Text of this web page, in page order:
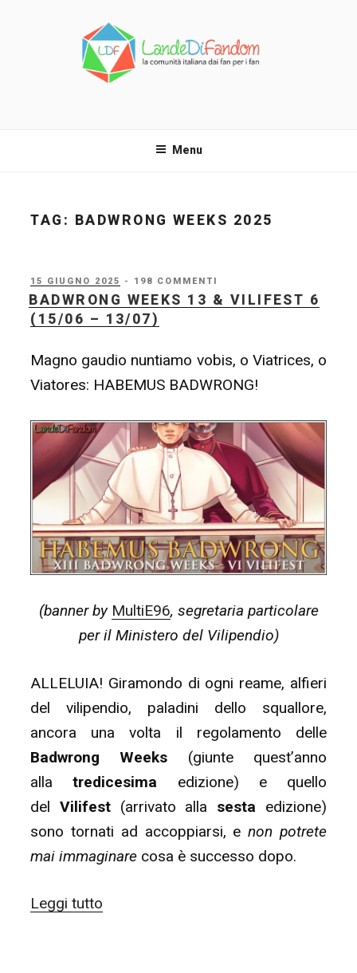
Menu
TAG: BADWRONG WEEKS 2025
PUBBLICATO
IL
15 GIUGNO 2025 - 198 COMMENTI
BADWRONG WEEKS 13 & VILIFEST 6
(15/06 – 13/07)
Magno gaudio nuntiamo vobis, o Viatrices, o
Viatores: HABEMUS BADWRONG!
(banner by MultiE96, segretaria particolare
per il Ministero del Vilipendio)
ALLELUIA! Giramondo di ogni reame, alfieri
del vilipendio, paladini dello squallore,
ancora una volta il regolamento delle
Badwrong Weeks (giunte quest’anno
allatredicesima edizione) e quello
delVilifest (arrivato alla sesta edizione)
sono tornati ad accoppiarsi, e non potrete
mai immaginare cosa è successo dopo.
Leggi tutto